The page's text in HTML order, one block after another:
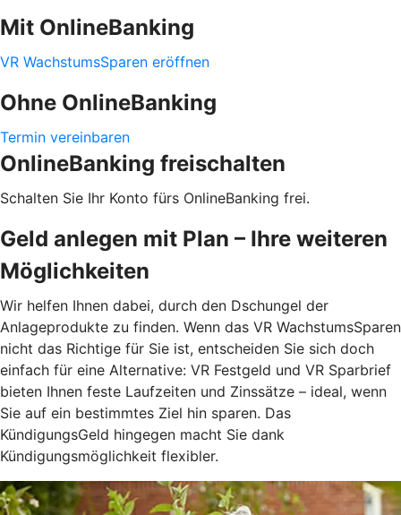
Mit OnlineBanking
VR WachstumsSparen eröffnen
Ohne OnlineBanking
Termin vereinbaren
OnlineBanking freischalten
Schalten Sie Ihr Konto fürs OnlineBanking frei.
Geld anlegen mit Plan – Ihre weiteren
Möglichkeiten
Wir helfen Ihnen dabei, durch den Dschungel der
Anlageprodukte zu finden. Wenn das VR WachstumsSparen
nicht das Richtige für Sie ist, entscheiden Sie sich doch
einfach für eine Alternative: VR Festgeld und VR Sparbrief
bieten Ihnen feste Laufzeiten und Zinssätze – ideal, wenn
Sie auf ein bestimmtes Ziel hin sparen. Das
KündigungsGeld hingegen macht Sie dank
Kündigungsmöglichkeit flexibler.